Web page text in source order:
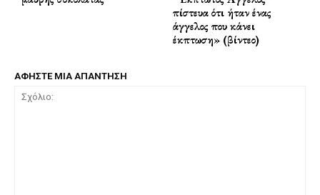
πίστευα ότι ήταν ένας
άγγελος που κάνει
έκπτωση» (βίντεο)
ΑΦΗΣΤΕ ΜΙΑ ΑΠΑΝΤΗΣΗ